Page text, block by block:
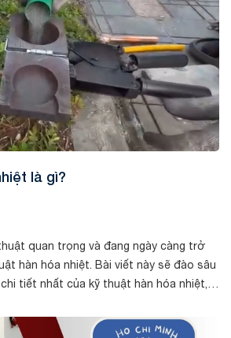
là gì?
quan trọng và đang ngày càng trở
hàn hóa nhiệt. Bài viết này sẽ đào sâu
tiết nhất của kỹ thuật hàn hóa nhiệt,